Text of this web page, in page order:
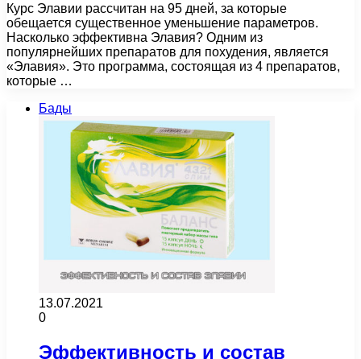
Курс Элавии рассчитан на 95 дней, за которые
обещается существенное уменьшение параметров.
Насколько эффективна Элавия? Одним из
популярнейших препаратов для похудения, является
«Элавия». Это программа, состоящая из 4 препаратов,
которые …
Бады
13.07.2021
0
Эффективность и состав